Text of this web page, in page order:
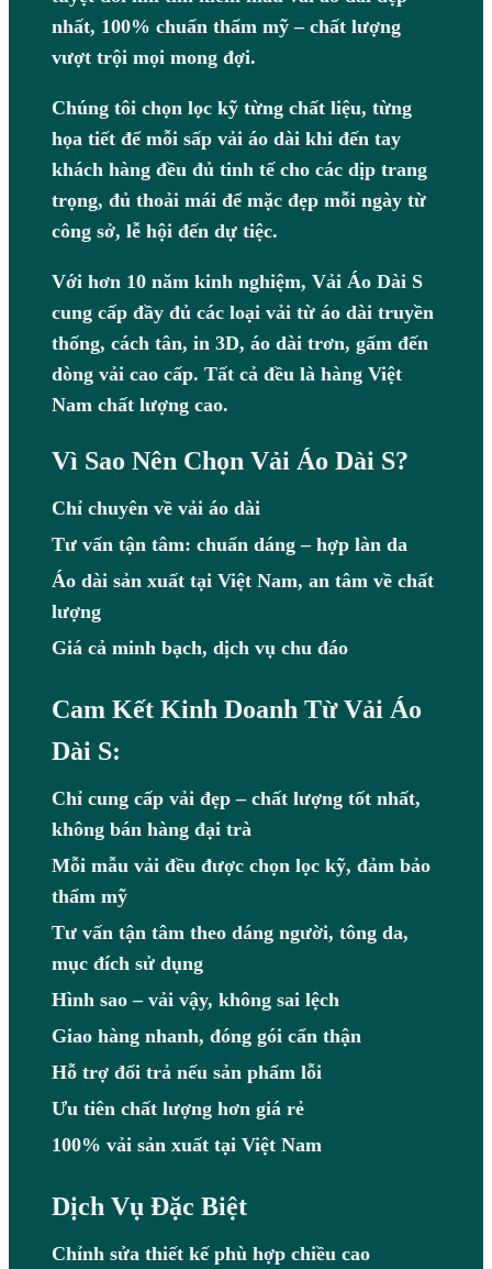
nhất, 100% chuẩn thẩm mỹ – chất lượng
vượt trội mọi mong đợi.
Chúng tôi chọn lọc kỹ từng chất liệu, từng
họa tiết để mỗi sấp vải áo dài khi đến tay
khách hàng đều đủ tinh tế cho các dịp trang
trọng, đủ thoải mái để mặc đẹp mỗi ngày từ
công sở, lễ hội đến dự tiệc.
Với hơn 10 năm kinh nghiệm, Vải Áo Dài S
cung cấp đầy đủ các loại vải từ áo dài truyền
thống, cách tân, in 3D, áo dài trơn, gấm đến
dòng vải cao cấp. Tất cả đều là hàng Việt
Nam chất lượng cao.
Vì Sao Nên Chọn Vải Áo Dài S?
Chỉ chuyên về vải áo dài
Tư vấn tận tâm: chuẩn dáng – hợp làn da
Áo dài sản xuất tại Việt Nam, an tâm về chất
lượng
Giá cả minh bạch, dịch vụ chu đáo
Cam Kết Kinh Doanh Từ Vải Áo
Dài S:
Chỉ cung cấp vải đẹp – chất lượng tốt nhất,
không bán hàng đại trà
Mỗi mẫu vải đều được chọn lọc kỹ, đảm bảo
thẩm mỹ
Tư vấn tận tâm theo dáng người, tông da,
mục đích sử dụng
Hình sao – vải vậy, không sai lệch
Giao hàng nhanh, đóng gói cẩn thận
Hỗ trợ đổi trả nếu sản phẩm lỗi
Ưu tiên chất lượng hơn giá rẻ
100% vải sản xuất tại Việt Nam
Dịch Vụ Đặc Biệt
Chỉnh sửa thiết kế phù hợp chiều cao